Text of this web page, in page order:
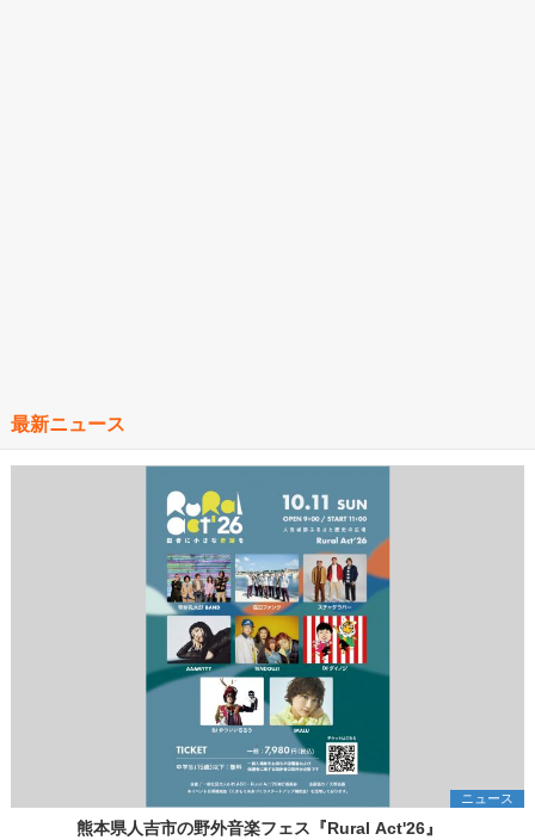
最新ニュース
ニュース
熊本県人吉市の野外音楽フェス『Rural Act'26』